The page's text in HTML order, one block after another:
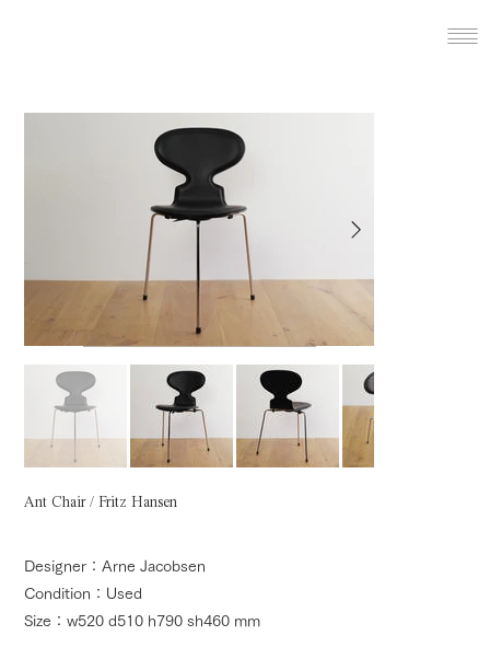
Ant Chair / Fritz Hansen
Designer：Arne Jacobsen
Condition：Used
Size：w520 d510 h790 sh460 mm